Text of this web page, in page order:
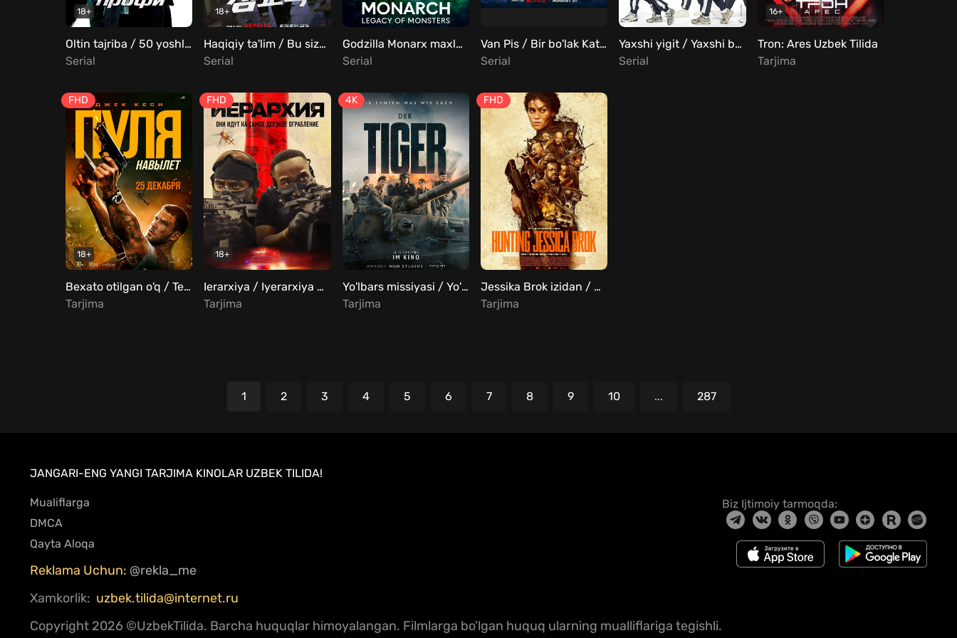
18+
Oltin tajriba / 50 yoshli mutaxassislar Barcha qismlar Uzbek Tilida
Serial
18+
Haqiqiy ta'lim / Bu sizga saboq bo'lsin Barcha qismlar Uzbek Tilida
Serial
Godzilla Monarx maxluqlar merosi barcha qismlar Uzbek tilida
Serial
Van Pis / Bir bo'lak Katta o'lja 1, 2, 3, 4, 5, 6, 7, 8 Final qismlar Uzbek Tilida
Serial
Yaxshi yigit / Yaxshi bola Koreya seriali Barcha qismlar Uzbek Tilida
Serial
16+
Tron: Ares Uzbek Tilida
Tarjima
FHD
18+
Bexato otilgan o'q / Teshib o'tgan o'q / Portlash Uzbek Tilida
Tarjima
FHD
18+
Ierarxiya / Iyerarxiya Uzbek Tilida
Tarjima
4K
Yo'lbars missiyasi / Yo'lbars topshirig'i / Tank Uzbek Tilida
Tarjima
FHD
Jessika Brok izidan / Jessika Brokni ovlash Uzbek Tilida
Tarjima
1 2 3 4 5 6 7 8 9 10 ... 287
JANGARI-ENG YANGI TARJIMA KINOLAR UZBEK TILIDA!
Mualiflarga
DMCA
Qayta Aloqa
Reklama Uchun: @rekla_me
Xamkorlik: uzbek.tilida@internet.ru
Copyright 2026 ©UzbekTilida. Barcha huquqlar himoyalangan. Filmlarga bo'lgan huquq ularning mualliflariga tegishli.
Biz Ijtimoiy tarmoqda: